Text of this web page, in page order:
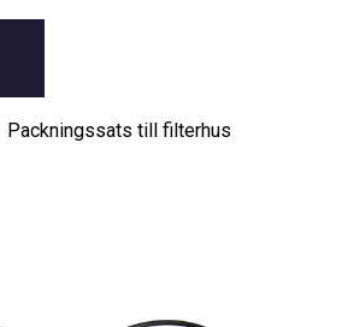
Packningssats till filterhus